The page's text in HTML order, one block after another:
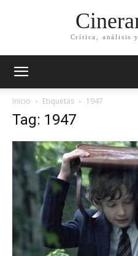
Crítica, análisis
Inicio Etiquetas 1947
Tag: 1947